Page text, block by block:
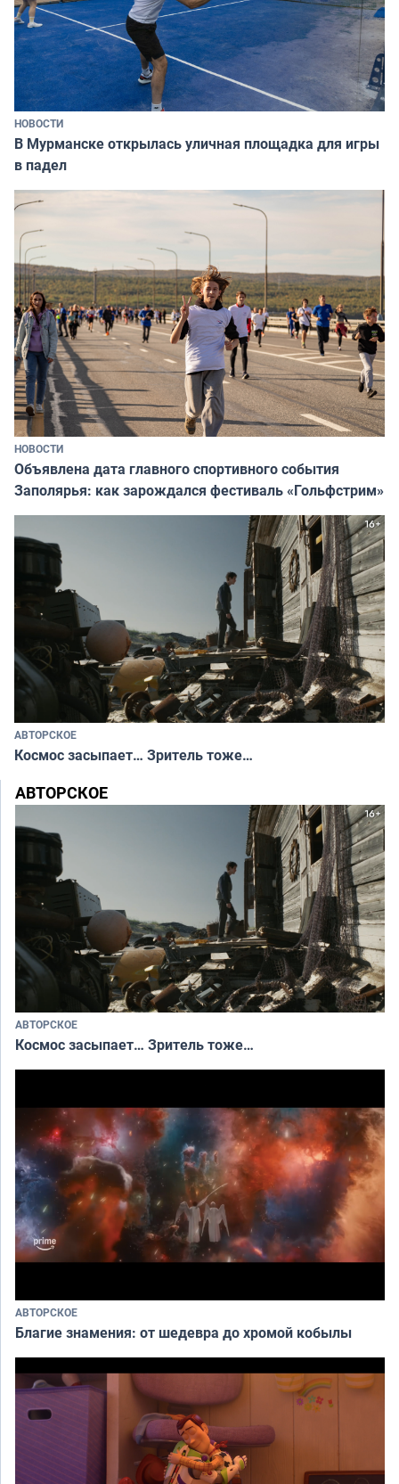
НОВОСТИ
В Мурманске открылась уличная площадка для игры
в падел
НОВОСТИ
Объявлена дата главного спортивного события
Заполярья: как зарождался фестиваль «Гольфстрим»
АВТОРСКОЕ
Космос засыпает… Зритель тоже…
АВТОРСКОЕ
АВТОРСКОЕ
Космос засыпает… Зритель тоже…
АВТОРСКОЕ
Благие знамения: от шедевра до хромой кобылы